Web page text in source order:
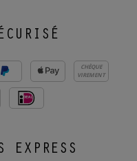
CHÈQUE
VIREMENT
EXPRESS